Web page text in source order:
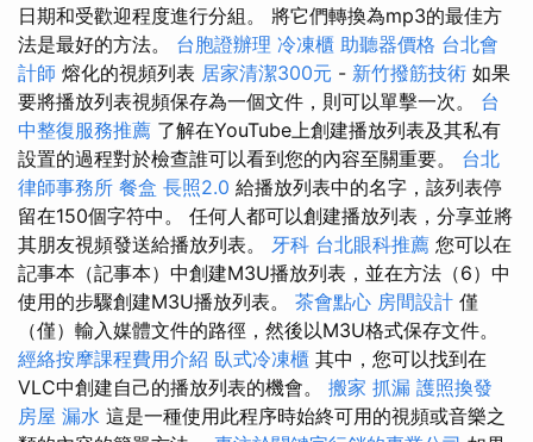
日期和受歡迎程度進行分組。 將它們轉換為mp3的最佳方
法是最好的方法。 台胞證辦理 冷凍櫃 助聽器價格 台北會
計師 熔化的視頻列表 居家清潔300元 - 新竹撥筋技術 如果
要將播放列表視頻保存為一個文件，則可以單擊一次。 台
中整復服務推薦 了解在YouTube上創建播放列表及其私有
設置的過程對於檢查誰可以看到您的內容至關重要。 台北
律師事務所 餐盒 長照2.0 給播放列表中的名字，該列表停
留在150個字符中。 任何人都可以創建播放列表，分享並將
其朋友視頻發送給播放列表。 牙科 台北眼科推薦 您可以在
記事本（記事本）中創建M3U播放列表，並在方法（6）中
使用的步驟創建M3U播放列表。 茶會點心 房間設計 僅
（僅）輸入媒體文件的路徑，然後以M3U格式保存文件。
經絡按摩課程費用介紹 臥式冷凍櫃 其中，您可以找到在
VLC中創建自己的播放列表的機會。 搬家 抓漏 護照換發
房屋 漏水 這是一種使用此程序時始終可用的視頻或音樂之